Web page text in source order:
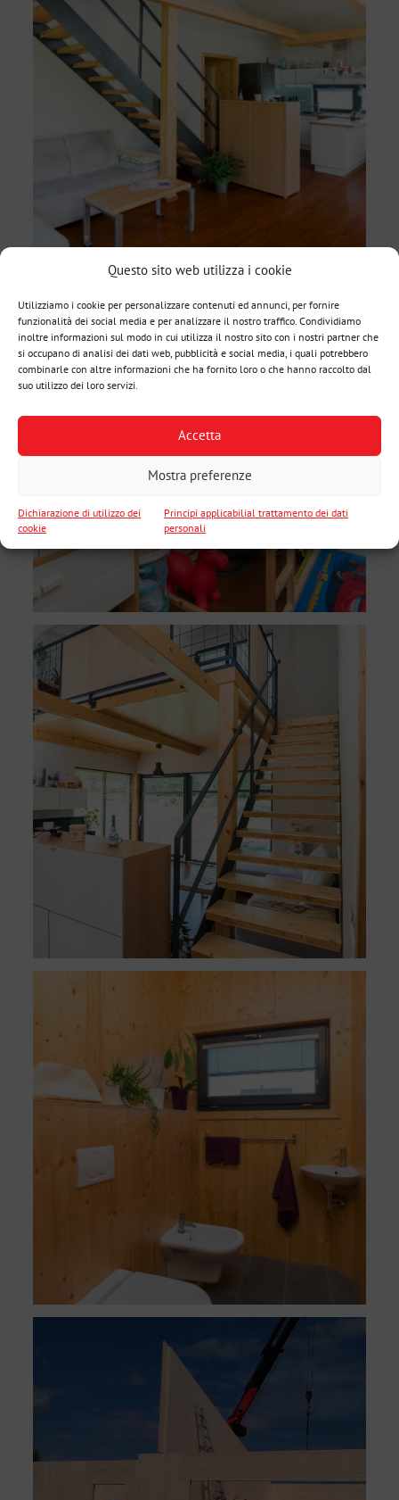
Questo sito web utilizza i cookie
Utilizziamo i cookie per personalizzare contenuti ed annunci, per fornire
funzionalità dei social media e per analizzare il nostro traffico. Condividiamo
inoltre informazioni sul modo in cui utilizza il nostro sito con i nostri partner che
si occupano di analisi dei dati web, pubblicità e social media, i quali potrebbero
combinarle con altre informazioni che ha fornito loro o che hanno raccolto dal
suo utilizzo dei loro servizi.
Accetta
Mostra preferenze
Dichiarazione di utilizzo dei
cookie
Principi applicabilial trattamento dei dati
personali